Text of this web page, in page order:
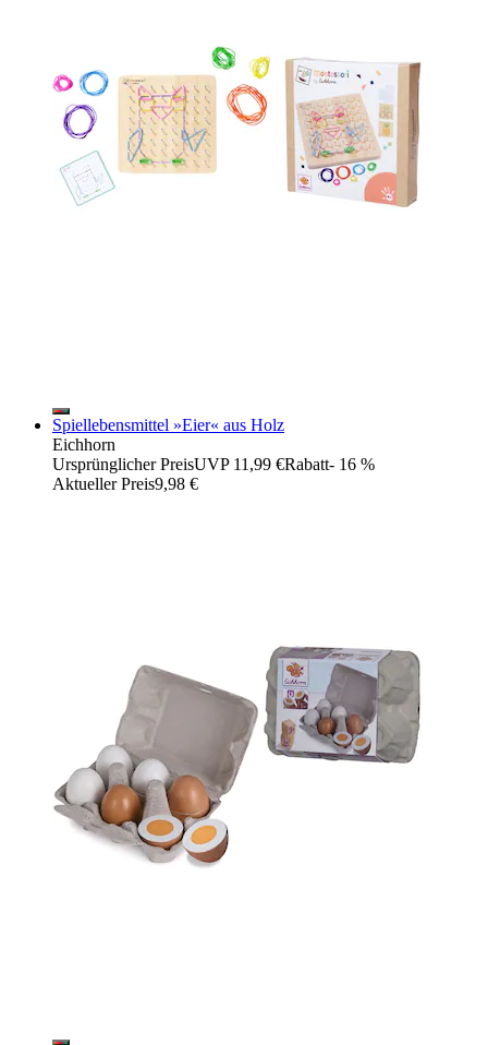
Spiellebensmittel »Eier« aus Holz
Eichhorn
Ursprünglicher PreisUVP 11,99 €Rabatt- 16 %
Aktueller Preis9,98 €